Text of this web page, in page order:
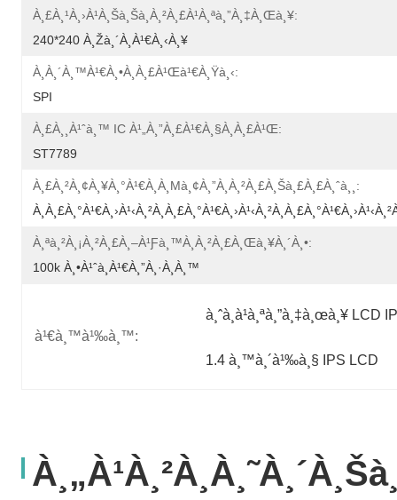
À¸£à¸¹à¸›à¹à¸šà¸šà¸à¸²à¸£à¹à¸ªà¸”à¸‡à¸œà¸¥:
240*240 À¸žà¸´à¸à¹€à¸‹à¸¥
À¸­à¸´à¸™à¹€à¸•à¸­à¸£à¹Œà¹€à¸Ÿà¸‹:
SPI
À¸£à¸¸à¹ˆà¸™ IC À¹„à¸”à¸£à¹€à¸§à¸­à¸£à¹Œ:
ST7789
À¸£à¸²à¸¢à¸¥à¸°à¹€à¸­à¸µà¸¢à¸”à¸à¸²à¸£à¸šà¸£à¸£à¸ˆà¸¸:
À¸ªà¸²à¸¡à¸²à¸£à¸–À¹ƒà¸™à¸à¸²à¸£à¸œà¸¥à¸´à¸•:
100k À¸•à¹ˆà¸­à¹€à¸”à¸·à¸­à¸™
à¹€à¸™à¹‰à¸™:
à¸ˆà¸­à¹à¸ªà¸”à¸‡à¸œà¸¥
1.4 à¸™à¸´à¹‰à¸§ IPS LCD